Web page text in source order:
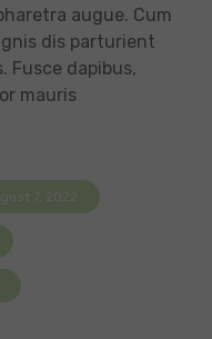
augue. Cum
dis parturient
Fusce dapibus,
mauris
7, 2022